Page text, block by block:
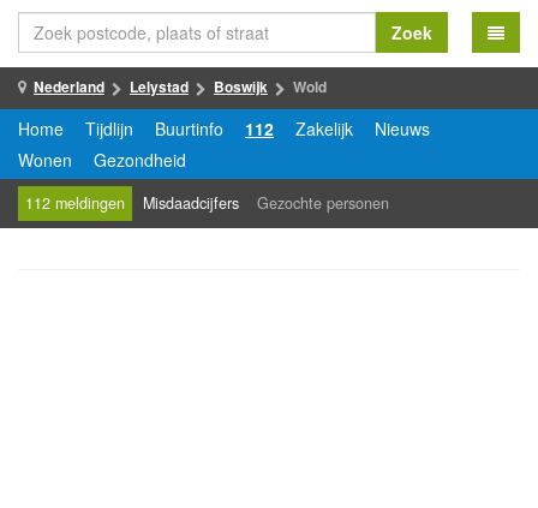
Zoek
Nederland Lelystad Boswijk Wold
Home Tijdlijn Buurtinfo 112 Zakelijk
Nieuws
Wonen
Gezondheid
112 meldingen Misdaadcijfers Gezochte personen